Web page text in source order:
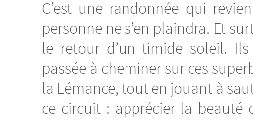
C’est une randonnée qui
personne ne s’en plaindra. Et
le retour d’un timide soleil.
passée à cheminer sur ces
la Lémance, tout en jouant à
ce circuit : apprécier la beauté